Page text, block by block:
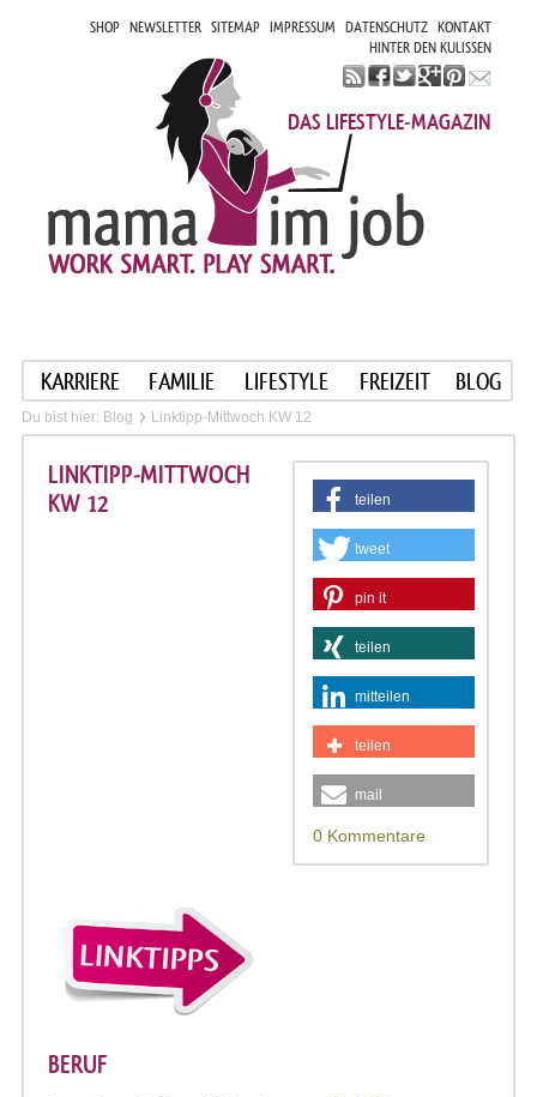
SHOP NEWSLETTER SITEMAP IMPRESSUM DATENSCHUTZ KONTAKT
HINTER DEN KULISSEN
DAS LIFESTYLE-MAGAZIN
KARRIERE FAMILIE LIFESTYLE FREIZEIT BLOG
Du bist hier: Blog Linktipp-Mittwoch KW 12
teilen
tweet
pin it
teilen
mitteilen
teilen
mail
0 Kommentare
LINKTIPP-MITTWOCH
KW 12
BERUF